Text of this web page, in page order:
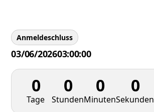
Anmeldeschluss
03/06/202603:00:00
0
Tage
0
Stunden
0
Minuten
0
Sekunden